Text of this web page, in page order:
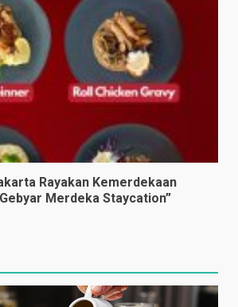
Rayakan Kemerdekaan
Merdeka Staycation”